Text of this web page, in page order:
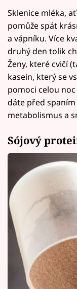
Sklenice mléka,
pomůže spát
a vápníku. Více
druhý den tolik
Ženy, které cvičí
kasein, který se
pomoci celou
dáte před
metabolismus a
Sójový